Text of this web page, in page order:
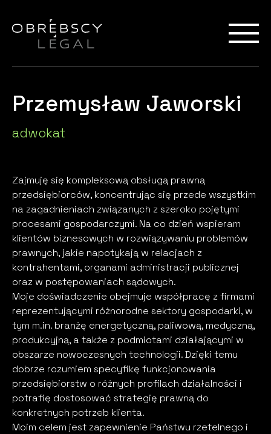
Przemysław Jaworski
adwokat
Zajmuję się kompleksową obsługą prawną
przedsiębiorców, koncentrując się przede wszystkim
na zagadnieniach związanych z szeroko pojętymi
procesami gospodarczymi. Na co dzień wspieram
klientów biznesowych w rozwiązywaniu problemów
prawnych, jakie napotykają w relacjach z
kontrahentami, organami administracji publicznej
oraz w postępowaniach sądowych.
Moje doświadczenie obejmuje współpracę z firmami
reprezentującymi różnorodne sektory gospodarki, w
tym m.in. branżę energetyczną, paliwową, medyczną,
produkcyjną, a także z podmiotami działającymi w
obszarze nowoczesnych technologii. Dzięki temu
dobrze rozumiem specyfikę funkcjonowania
przedsiębiorstw o różnych profilach działalności i
potrafię dostosować strategię prawną do
konkretnych potrzeb klienta.
Moim celem jest zapewnienie Państwu rzetelnego i